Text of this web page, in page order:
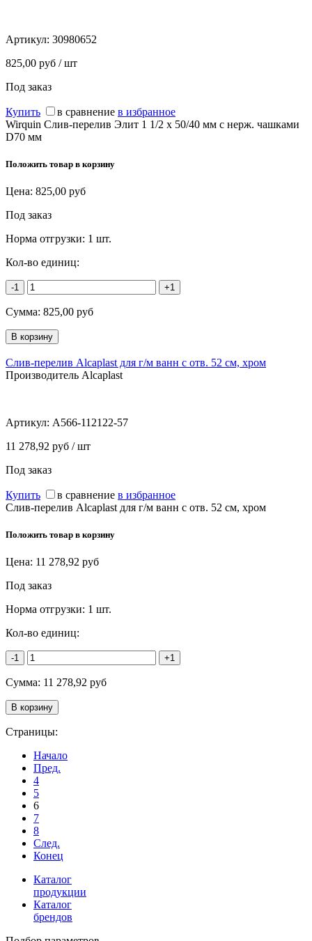
Артикул: 30980652
825,00 руб / шт
Под заказ
Купить в сравнение в избранное
Wirquin Слив-перелив Элит 1 1/2 х 50/40 мм с нерж. чашками
D70 мм
Положить товар в корзину
Цена: 825,00 руб
Под заказ
Норма отгрузки: 1 шт.
Кол-во единиц:
-1 +1
Сумма: 825,00 руб
Слив-перелив Alcaplast для г/м ванн с отв. 52 см, хром
Производитель Alcaplast
Артикул: A566-112122-57
11 278,92 руб / шт
Под заказ
Купить в сравнение в избранное
Слив-перелив Alcaplast для г/м ванн с отв. 52 см, хром
Положить товар в корзину
Цена: 11 278,92 руб
Под заказ
Норма отгрузки: 1 шт.
Кол-во единиц:
-1 +1
Сумма: 11 278,92 руб
Страницы:
Начало
Пред.
4
5
6
7
8
След.
Конец
Каталог
продукции
Каталог
брендов